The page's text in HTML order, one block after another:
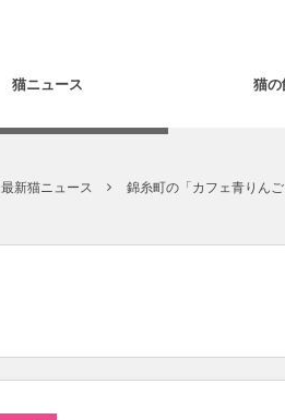
猫ニュース 猫の
最新猫ニュース 錦糸町の「カフェ青りん